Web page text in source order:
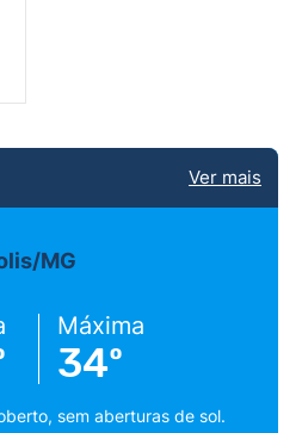
Ver mais
MG
Máxima
34º
sem aberturas de sol.